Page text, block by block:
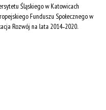
Śląskiego w Katowicach
Funduszu Społecznego w
Rozwój na lata 2014˗2020.